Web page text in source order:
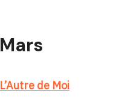
Mars
L’Autre de Moi